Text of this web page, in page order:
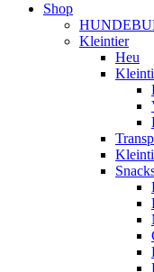
Shop
Kleintier
Heu